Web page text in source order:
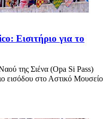
Εισιτήριο για το
της Σιένα (Opa Si Pass)
εισόδου στο Αστικό Μουσείο